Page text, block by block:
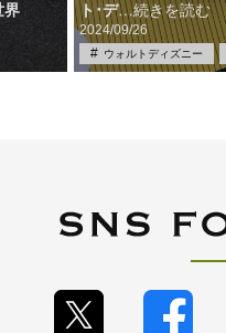
界 ト･デ…続きを読む
2024/09/26
ウォルトディズニー